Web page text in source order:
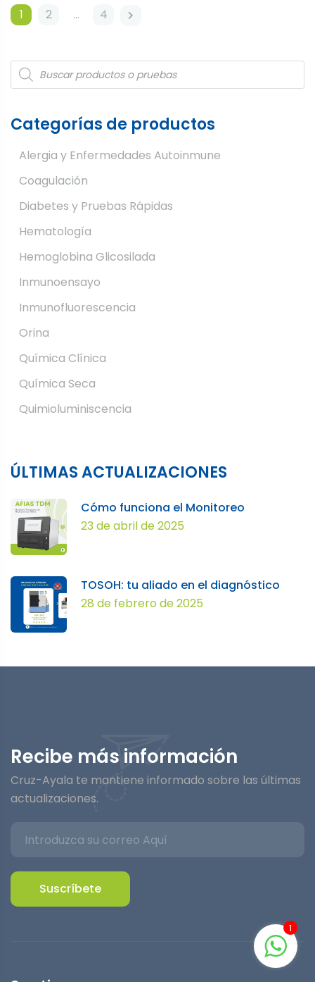
Navegación
entradas
1 2 … 4
Products
search
Categorías de productos
Alergia y Enfermedades Autoinmune
Coagulación
Diabetes y Pruebas Rápidas
Hematología
Hemoglobina Glicosilada
Inmunoensayo
Inmunofluorescencia
Orina
Química Clínica
Química Seca
Quimioluminiscencia
ÚLTIMAS ACTUALIZACIONES
Cómo funciona el Monitoreo
23 de abril de 2025
TOSOH: tu aliado en el diagnóstico
28 de febrero de 2025
Recibe más información
Cruz-Ayala te mantiene informado sobre las últimas
actualizaciones.
Suscríbete
1